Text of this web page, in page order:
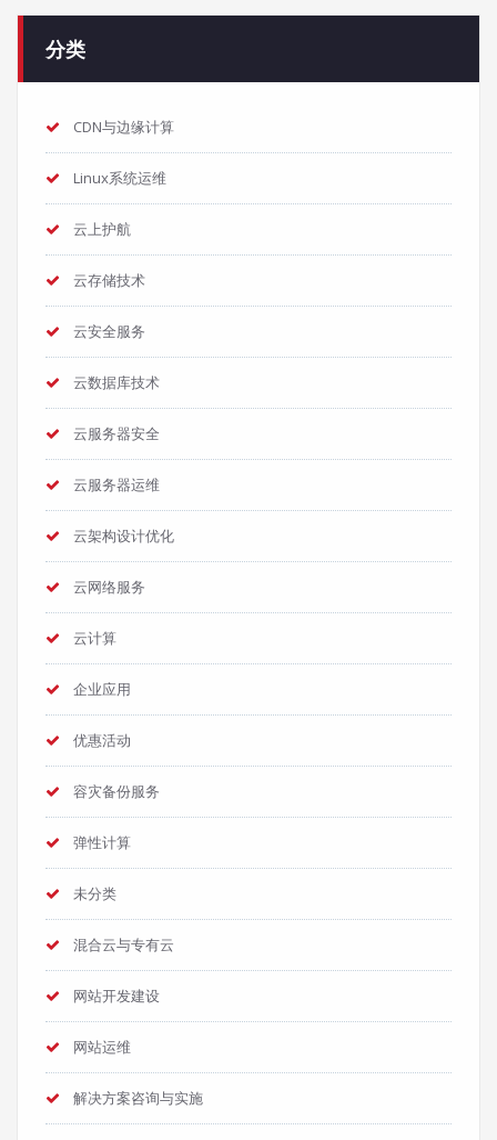
分类
CDN与边缘计算
Linux系统运维
云上护航
云存储技术
云安全服务
云数据库技术
云服务器安全
云服务器运维
云架构设计优化
云网络服务
云计算
企业应用
优惠活动
容灾备份服务
弹性计算
未分类
混合云与专有云
网站开发建设
网站运维
解决方案咨询与实施